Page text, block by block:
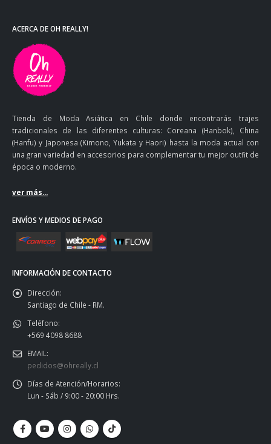
ACERCA DE OH REALLY!
Tienda de Moda Asiática en Chile donde encontrarás trajes
tradicionales de las diferentes culturas: Coreana (Hanbok), China
(Hanfu) y Japonesa (Kimono, Yukata y Haori) hasta la moda actual con
una gran variedad en accesorios para complementar tu mejor outfit de
época o moderno.
ver más...
ENVÍOS Y MEDIOS DE PAGO
INFORMACIÓN DE CONTACTO
Dirección:
Santiago de Chile - RM.
Teléfono:
+569 4098 8688
EMAIL:
pedidos@ohreally.cl
Días de Atención/Horarios:
Lun - Sáb / 9:00 - 20:00 Hrs.